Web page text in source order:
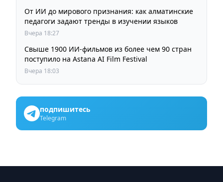
От ИИ до мирового признания: как алматинские
педагоги задают тренды в изучении языков
Вчера 18:27
Свыше 1900 ИИ-фильмов из более чем 90 стран
поступило на Astana AI Film Festival
Вчера 18:03
подпишитесь
Telegram